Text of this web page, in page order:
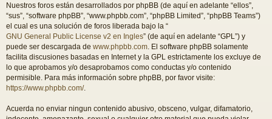
Nuestros foros están desarrollados por phpBB (de aquí en adelante “ellos”,
“sus”, “software phpBB”, “www.phpbb.com”, “phpBB Limited”, “phpBB Teams”)
el cual es una solución de foros liberada bajo la “
GNU General Public License v2 en Ingles” (de aquí en adelante “GPL”) y
puede ser descargada de www.phpbb.com . El software phpBB solamente
facilita discusiones basadas en Internet y la GPL estrictamente los excluye de
lo que aprobamos y/o desaprobamos como conductas y/o contenido
permisible. Para más información sobre phpBB, por favor visite:
https://www.phpbb.com/.
Acuerda no enviar ningun contenido abusivo, obsceno, vulgar, difamatorio,